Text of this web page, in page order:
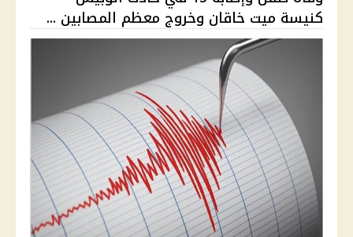
كنيسة ميت خاقان وخروج معظم المصابين ...